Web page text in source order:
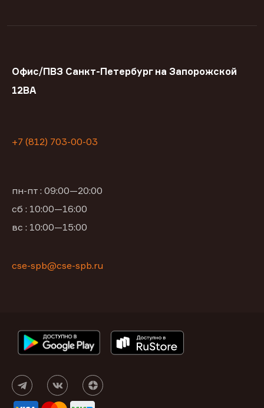
Офис/ПВЗ Санкт-Петербург на Запорожской
12ВА
+7 (812) 703-00-03
пн-пт : 09:00—20:00
сб : 10:00—16:00
вс : 10:00—15:00
cse-spb@cse-spb.ru